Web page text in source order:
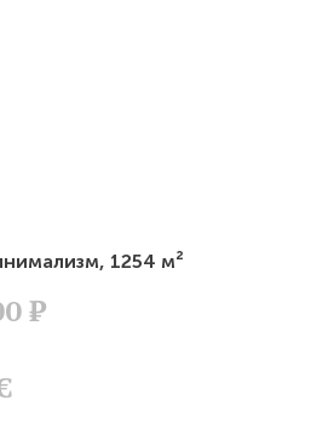
1254 м²
Р